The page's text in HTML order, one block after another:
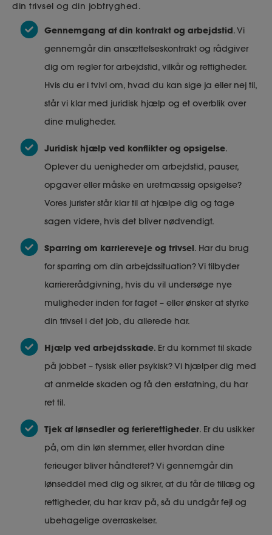
din trivsel og din jobtryghed.
Gennemgang af din kontrakt og arbejdstid. Vi
gennemgår din ansættelseskontrakt og rådgiver
dig om regler for arbejdstid, vilkår og rettigheder.
Hvis du er i tvivl om, hvad du kan sige ja eller nej til,
står vi klar med juridisk hjælp og et overblik over
dine muligheder.
Juridisk hjælp ved konflikter og opsigelse.
Oplever du uenigheder om arbejdstid, pauser,
opgaver eller måske en uretmæssig opsigelse?
Vores jurister står klar til at hjælpe dig og tage
sagen videre, hvis det bliver nødvendigt.
Sparring om karriereveje og trivsel. Har du brug
for sparring om din arbejdssituation? Vi tilbyder
karriererådgivning, hvis du vil undersøge nye
muligheder inden for faget – eller ønsker at styrke
din trivsel i det job, du allerede har.
Hjælp ved arbejdsskade. Er du kommet til skade
på jobbet – fysisk eller psykisk? Vi hjælper dig med
at anmelde skaden og få den erstatning, du har
ret til.
Tjek af lønsedler og ferierettigheder. Er du usikker
på, om din løn stemmer, eller hvordan dine
ferieuger bliver håndteret? Vi gennemgår din
lønseddel med dig og sikrer, at du får de tillæg og
rettigheder, du har krav på, så du undgår fejl og
ubehagelige overraskelser.